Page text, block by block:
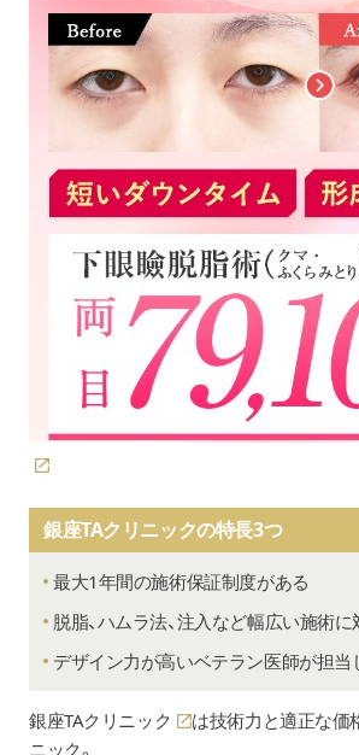
銀座TAクリニックの特長3つ
最大1年間の施術保証制度がある
脱脂、ハムラ法、注入など幅広い施術に
デザイン力が高いベテラン医師が担当
銀座TAクリニック
は技術力と適正な価
ニック。